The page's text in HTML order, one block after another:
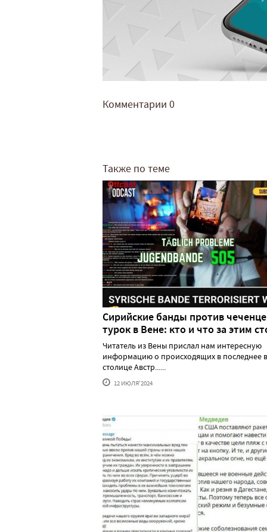
Комментарии 0
Также по теме
Сирийские банды против
турок в Вене: кто и что за этим
Читатель из Вены прислал нам интересную
информацию о происходящих в последнее
столице Австр......
12 ИЮЛЯ'2024